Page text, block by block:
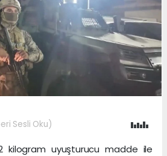
Sesli Oku)
kilogram uyuşturucu madde ile